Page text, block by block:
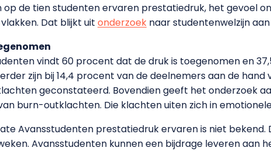
op de tien studenten ervaren prestatiedruk, het gevoel
Dat blijkt uit onderzoek naar studentenwelzijn
vindt 60 procent dat de druk is toegenomen en
zijn bij 14,4 procent van de deelnemers aan de
geconstateerd. Bovendien geeft het onderzoek
burn-outklachten. Die klachten uiten zich in
Avansstudenten prestatiedruk ervaren is niet
Avansstudenten kunnen een bijdrage leveren aan